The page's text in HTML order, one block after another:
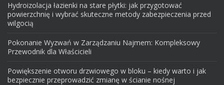
Hydroizolacja łazienki na stare płytki: jak przygotować
powierzchnię i wybrać skuteczne metody zabezpieczenia przed
wilgocią
Pokonanie Wyzwań w Zarządzaniu Najmem: Kompleksowy
Przewodnik dla Właścicieli
Powiększenie otworu drzwiowego w bloku – kiedy warto i jak
bezpiecznie przeprowadzić zmianę w ścianie nośnej